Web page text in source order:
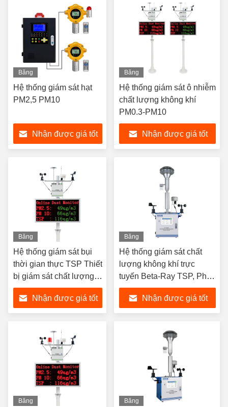
Băng
hình
Hệ thống giám sát hạt
PM2,5 PM10
Nhận được giá tốt
Băng
hình
Hệ thống giám sát ô nhiễm
chất lượng không khí
PM0.3-PM10
Nhận được giá tốt
Băng
hình
Hệ thống giám sát bụi
thời gian thực TSP Thiết
bị giám sát chất lượng
không khí PM2.5 PM10
Nhận được giá tốt
Băng
hình
Hệ thống giám sát chất
lượng không khí trực
tuyến Beta-Ray TSP, Phân
tích hạt PM2.5 PM10
Nhận được giá tốt
Băng
Băng